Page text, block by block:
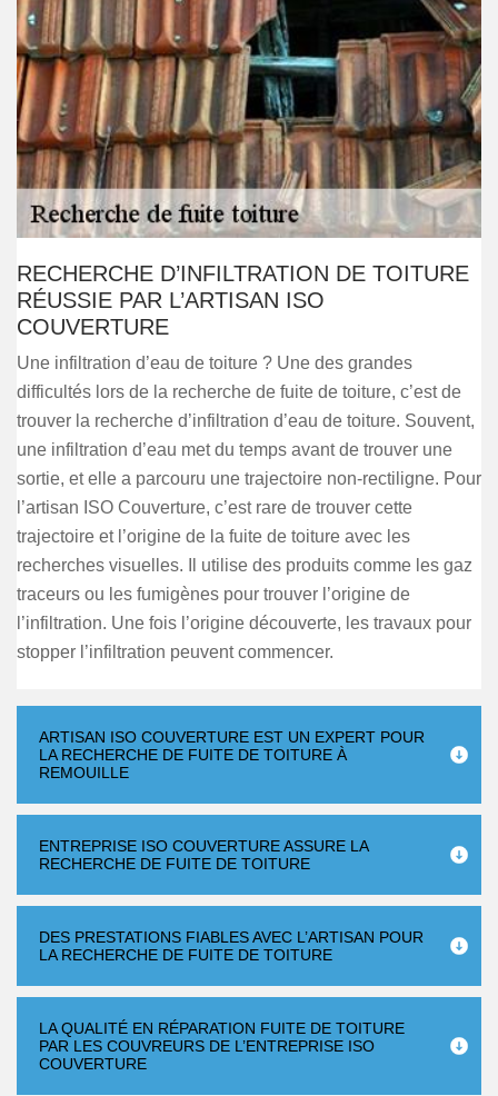
RECHERCHE D’INFILTRATION DE TOITURE
RÉUSSIE PAR L’ARTISAN ISO
COUVERTURE
Une infiltration d’eau de toiture ? Une des grandes
difficultés lors de la recherche de fuite de toiture, c’est de
trouver la recherche d’infiltration d’eau de toiture. Souvent,
une infiltration d’eau met du temps avant de trouver une
sortie, et elle a parcouru une trajectoire non-rectiligne. Pour
l’artisan ISO Couverture, c’est rare de trouver cette
trajectoire et l’origine de la fuite de toiture avec les
recherches visuelles. Il utilise des produits comme les gaz
traceurs ou les fumigènes pour trouver l’origine de
l’infiltration. Une fois l’origine découverte, les travaux pour
stopper l’infiltration peuvent commencer.
ARTISAN ISO COUVERTURE EST UN EXPERT POUR
LA RECHERCHE DE FUITE DE TOITURE À
REMOUILLE
ENTREPRISE ISO COUVERTURE ASSURE LA
RECHERCHE DE FUITE DE TOITURE
DES PRESTATIONS FIABLES AVEC L’ARTISAN POUR
LA RECHERCHE DE FUITE DE TOITURE
LA QUALITÉ EN RÉPARATION FUITE DE TOITURE
PAR LES COUVREURS DE L’ENTREPRISE ISO
COUVERTURE